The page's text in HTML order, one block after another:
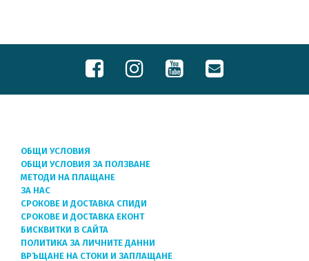
ОБЩИ УСЛОВИЯ
ОБЩИ УСЛОВИЯ ЗА ПОЛЗВАНЕ
МЕТОДИ НА ПЛАЩАНЕ
ЗА НАС
СРОКОВЕ И ДОСТАВКА СПИДИ
СРОКОВЕ И ДОСТАВКА ЕКОНТ
БИСКВИТКИ В САЙТА
ПОЛИТИКА ЗА ЛИЧНИТЕ ДАННИ
ВРЪЩАНЕ НА СТОКИ И ЗАПЛАЩАНЕ